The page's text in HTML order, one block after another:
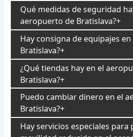
Qué medidas de seguridad
aeropuerto de Bratislava?
Hay consigna de equipajes
Bratislava?
¿Qué tiendas hay en el
Bratislava?
Puedo cambiar dinero en el
Bratislava?
Hay servicios especiales para